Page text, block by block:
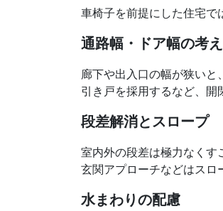
車椅子を前提にした住宅で
通路幅・ドア幅の考
廊下や出入口の幅が狭いと
引き戸を採用するなど、開
段差解消とスロープ
室内外の段差は極力なくす
玄関アプローチなどはスロ
水まわりの配慮